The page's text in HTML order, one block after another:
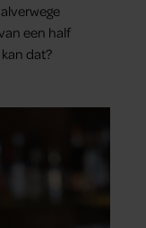
een half
dat?